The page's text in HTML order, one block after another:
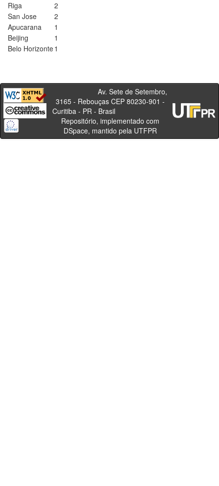
Riga
2
San Jose
2
Apucarana
1
Beijing
1
Belo Horizonte1
Av. Sete de Setembro,
3165 - Rebouças CEP 80230-901 -
Curitiba - PR - Brasil
Repositório, implementado com
DSpace, mantido pela UTFPR